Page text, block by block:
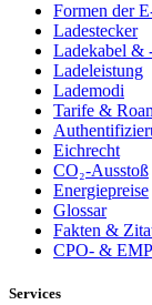
Formen der
Ladestecker
Ladekabel &
Ladeleistung
Lademodi
Tarife &
Eichrecht
CO₂-Ausstoß
Energiepreise
Glossar
Fakten &
CPO- &
Services